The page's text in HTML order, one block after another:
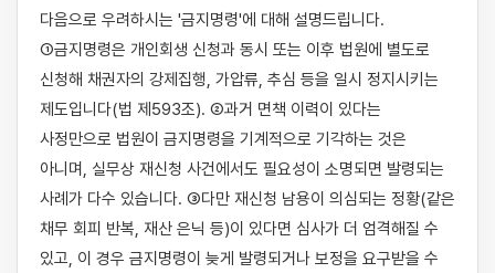
다음으로 우려하시는 '금지명령'에 대해 설명드립니다.
①금지명령은 개인회생 신청과 동시 또는 이후 법원에 별도로
신청해 채권자의 강제집행, 가압류, 추심 등을 일시 정지시키는
제도입니다(법 제593조). ②과거 면책 이력이 있다는
사정만으로 법원이 금지명령을 기계적으로 기각하는 것은
아니며, 실무상 재신청 사건에서도 필요성이 소명되면 발령되는
사례가 다수 있습니다. ③다만 재신청 남용이 의심되는 정황(같은
채무 회피 반복, 재산 은닉 등)이 있다면 심사가 더 엄격해질 수
있고, 이 경우 금지명령이 늦게 발령되거나 보정을 요구받을 수